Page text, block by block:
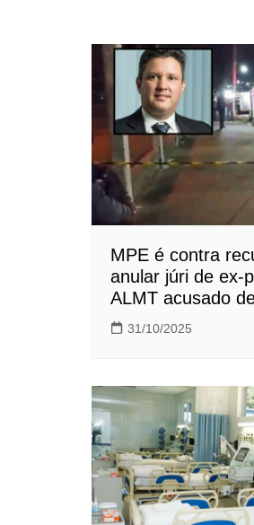
MPE é contra
anular júri de ex-
ALMT acusado
31/10/2025